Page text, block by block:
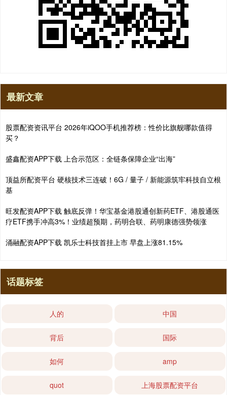
最新文章
股票配资资讯平台 2026年iQOO手机推荐榜：性价比旗舰哪款值得
买？
盛鑫配资APP下载 上合示范区：全链条保障企业“出海”
顶益所配资平台 硬核技术三连破！6G / 量子 / 新能源筑牢科技自立根
基
旺发配资APP下载 触底反弹！华宝基金港股通创新药ETF、港股通医
疗ETF携手冲高3%！业绩超预期，药明合联、药明康德强势领涨
涌融配资APP下载 凯乐士科技首挂上市 早盘上涨81.15%
话题标签
人的 中国
背后 国际
如何 amp
quot 上海股票配资平台